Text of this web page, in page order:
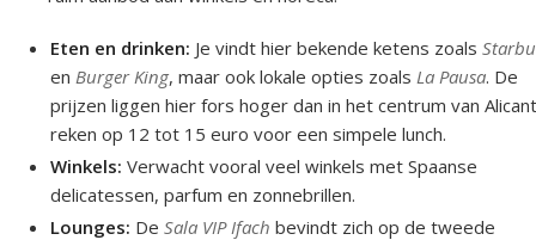
Eten en drinken: Je vindt hier bekende ketens zoals
en Burger King, maar ook lokale opties zoals La Pausa. De
prijzen liggen hier fors hoger dan in het centrum van
reken op 12 tot 15 euro voor een simpele lunch.
Winkels: Verwacht vooral veel winkels met Spaanse
delicatessen, parfum en zonnebrillen.
Lounges: DeSala VIP Ifach bevindt zich op de tweede